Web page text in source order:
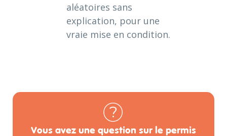
aléatoires sans
explication, pour une
vraie mise en condition.
Vous avez une question sur le permis